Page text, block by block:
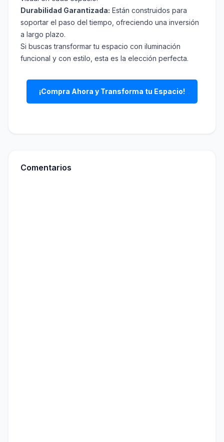
Durabilidad Garantizada: Están construidos para
soportar el paso del tiempo, ofreciendo una inversión
a largo plazo.
Si buscas transformar tu espacio con iluminación
funcional y con estilo, esta es la elección perfecta.
¡Compra Ahora y Transforma tu Espacio!
Comentarios